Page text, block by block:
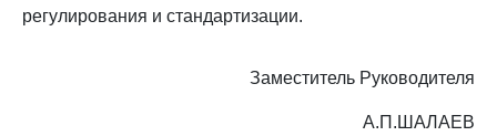
регулирования и стандартизации.
Заместитель Руководителя
А.П.ШАЛАЕВ